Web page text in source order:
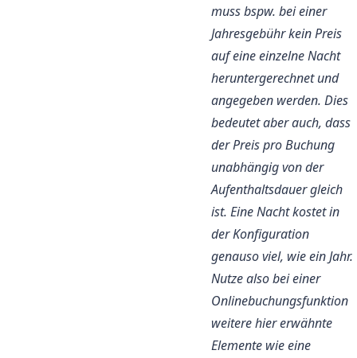
muss bspw. bei einer
Jahresgebühr kein Preis
auf eine einzelne Nacht
heruntergerechnet und
angegeben werden. Dies
bedeutet aber auch, dass
der Preis pro Buchung
unabhängig von der
Aufenthaltsdauer gleich
ist. Eine Nacht kostet in
der Konfiguration
genauso viel, wie ein Jahr.
Nutze also bei einer
Onlinebuchungsfunktion
weiterehiererwähnte
Elemente wie eine